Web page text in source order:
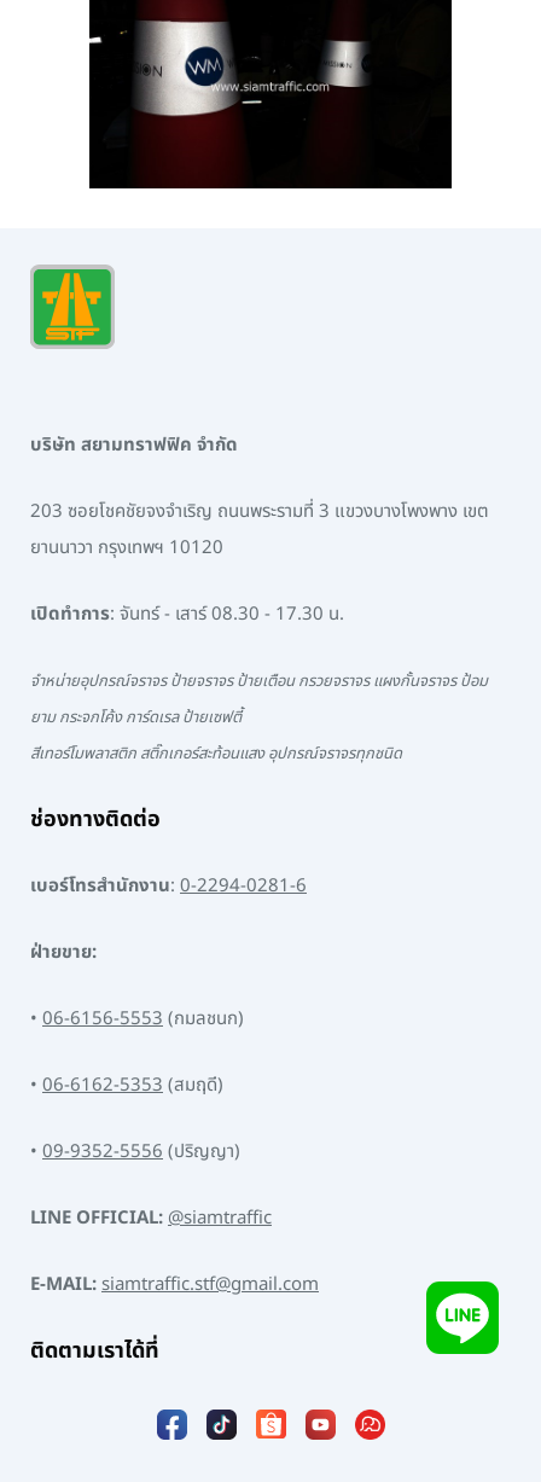
บริษัท สยามทราฟฟิค จำกัด
203 ซอยโชคชัยจงจำเริญ ถนนพระรามที่ 3 แขวงบางโพงพาง เขต
ยานนาวา กรุงเทพฯ 10120
เปิดทำการ: จันทร์ - เสาร์ 08.30 - 17.30 น.
จำหน่ายอุปกรณ์จราจร ป้ายจราจร ป้ายเตือน กรวยจราจร แผงกั้นจราจร ป้อม
ยาม กระจกโค้ง การ์ดเรล ป้ายเซฟตี้
สีเทอร์โมพลาสติก สติ๊กเกอร์สะท้อนแสง อุปกรณ์จราจรทุกชนิด
ช่องทางติดต่อ
เบอร์โทรสำนักงาน: 0-2294-0281-6
ฝ่ายขาย:
• 06-6156-5553(กมลชนก)
• 06-6162-5353(สมฤดี)
• 09-9352-5556(ปริญญา)
LINE OFFICIAL:@siamtraffic
E-MAIL:siamtraffic.stf@gmail.com
ติดตามเราได้ที่